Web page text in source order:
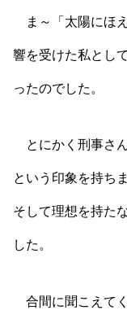
ま～「太陽にほ
響を受けた私とし
ったのでした。
とにかく刑事さ
という印象を持ち
そして理想を持た
した。
合間に聞こえて